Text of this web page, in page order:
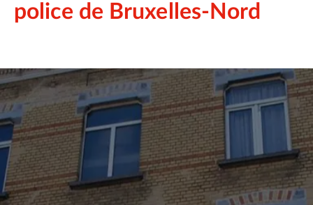
police de Bruxelles-Nord